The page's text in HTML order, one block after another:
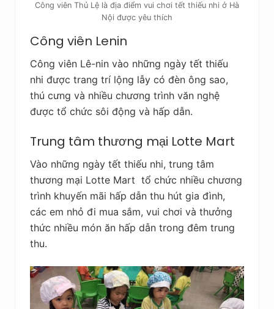
Công viên Thủ Lệ là địa điểm vui chơi tết thiếu nhi ở Hà
Nội được yêu thích
Công viên Lenin
Công viên Lê-nin vào những ngày tết thiếu
nhi được trang trí lộng lẫy có đèn ông sao,
thú cưng và nhiều chương trình văn nghệ
được tổ chức sôi động và hấp dẫn.
Trung tâm thương mại Lotte Mart
Vào những ngày tết thiếu nhi, trung tâm
thương mại Lotte Mart tổ chức nhiều chương
trình khuyến mãi hấp dẫn thu hút gia đình,
các em nhỏ đi mua sắm, vui chơi và thưởng
thức nhiều món ăn hấp dẫn trong đêm trung
thu.